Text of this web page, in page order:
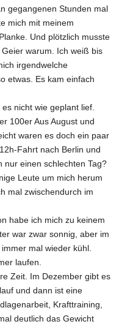
gegangenen Stunden mal
mich mit meinem
Und plötzlich musste
warum. Ich weiß bis
irgendwelche
etwas. Es kam einfach
nicht wie geplant lief.
100er Aus August und
waren es doch ein paar
Fahrt nach Berlin und
nur einen schlechten Tag?
Leute um mich herum
mal zwischendurch im
habe ich mich zu keinem
war zwar sonnig, aber im
mal wieder kühl.
laufen.
Zeit. Im Dezember gibt es
und dann ist eine
Krafttraining,
deutlich das Gewicht